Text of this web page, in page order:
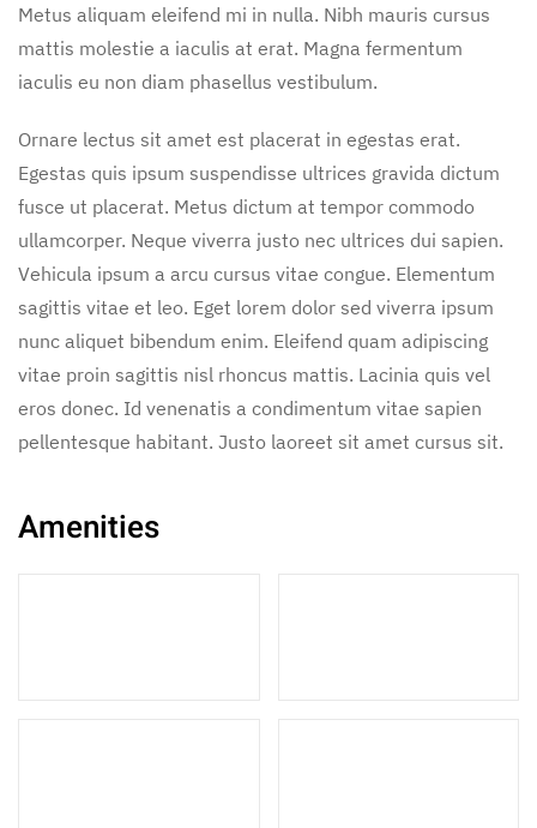
Metus aliquam eleifend mi in nulla. Nibh mauris cursus
mattis molestie a iaculis at erat. Magna fermentum
iaculis eu non diam phasellus vestibulum.
Ornare lectus sit amet est placerat in egestas erat.
Egestas quis ipsum suspendisse ultrices gravida dictum
fusce ut placerat. Metus dictum at tempor commodo
ullamcorper. Neque viverra justo nec ultrices dui sapien.
Vehicula ipsum a arcu cursus vitae congue. Elementum
sagittis vitae et leo. Eget lorem dolor sed viverra ipsum
nunc aliquet bibendum enim. Eleifend quam adipiscing
vitae proin sagittis nisl rhoncus mattis. Lacinia quis vel
eros donec. Id venenatis a condimentum vitae sapien
pellentesque habitant. Justo laoreet sit amet cursus sit.
Amenities